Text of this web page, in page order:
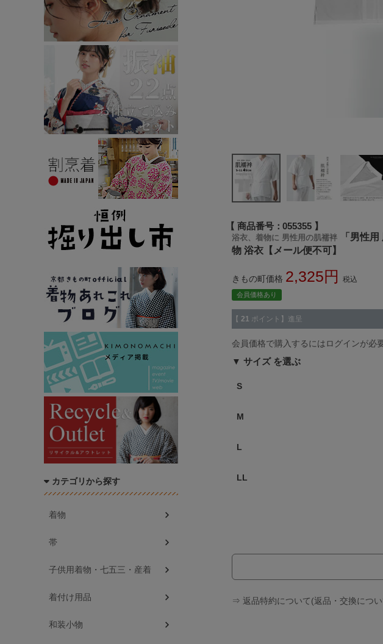
商品番号 055355
浴衣、着物に 男性用の肌襦袢
「男性
物 浴衣【メール便不可】
きもの町価格 2,325 税込
会員価格あり
【 21 ポイント】進呈
会員価格で購入するにはログインが必
サイズ
S
M
L
LL
⇒ 返品特約について(返品・交換につ
カテゴリから探す
着物
帯
子供用着物・七五三・産着
着付け用品
和装小物